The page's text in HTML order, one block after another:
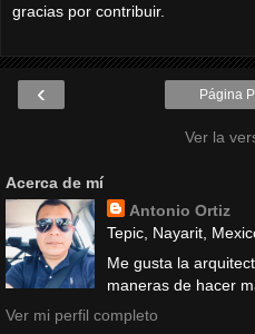
gracias por contribuir.
‹ Página
Ver la
Acerca de mí
Antonio Ortiz
Tepic, Nayarit,
Me gusta la
maneras de hacer
Ver mi perfil completo